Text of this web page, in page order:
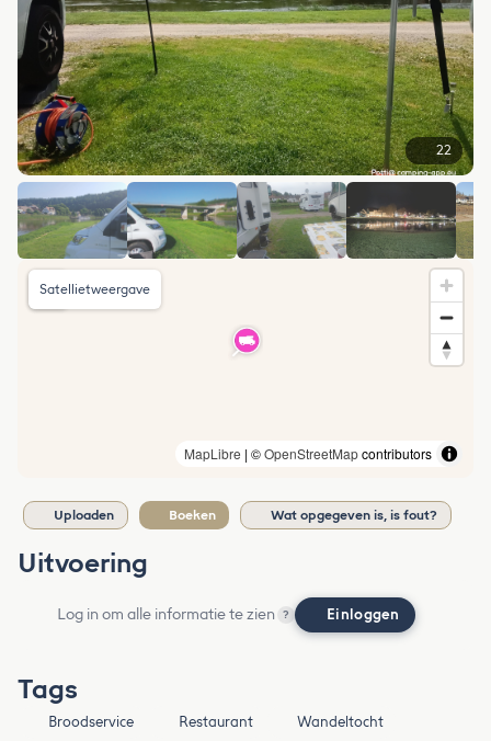
22
MapLibre | ©OpenStreetMapcontributors
Satellietweergave
Uploaden Boeken Wat opgegeven is, is fout?
Uitvoering
Log in om alle informatie te zien ? Einloggen
Tags
Broodservice Restaurant Wandeltocht